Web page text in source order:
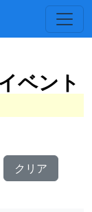
ベント
クリア